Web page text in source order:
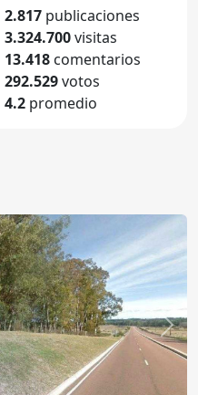
2.817 publicaciones
3.324.700visitas
13.418 comentarios
292.529votos
4.2 promedio